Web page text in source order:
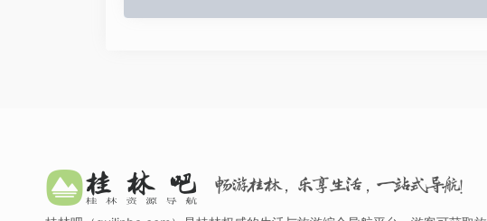
畅游桂林，乐享生活，一站式导航！